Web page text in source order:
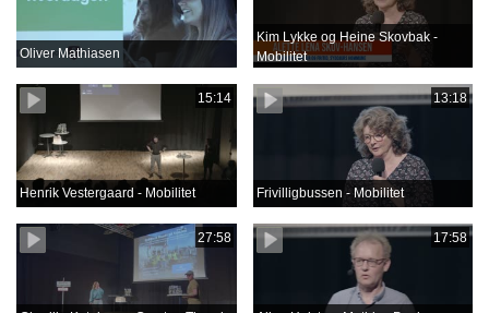
Oliver Mathiasen
Kim Lykke og Heine Skovbak -
Mobilitet
15:14
Henrik Vestergaard - Mobilitet
13:18
Frivilligbussen - Mobilitet
27:58 17:58